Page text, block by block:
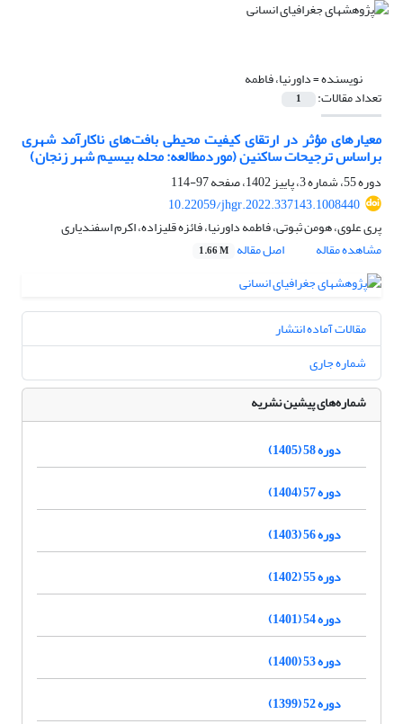
نویسنده =داورنیا، فاطمه
تعداد مقالات: 1
معیارهای مؤثر در ارتقای کیفیت محیطی بافت‌های ناکارآمد شهری
براساس ترجیحات ساکنین (موردمطالعه: محله بیسیم شهر زنجان)
دوره 55، شماره 3، پاییز 1402، صفحه
97-114
10.22059/jhgr.2022.337143.1008440
پری علوی، هومن ثبوتی، فاطمه داورنیا، فائزه قلیزاده، اکرم اسفندیاری
مشاهده مقاله
اصل مقاله 1.66 M
مقالات آماده انتشار
شماره جاری
شماره‌های پیشین نشریه
دوره 58 (1405)
دوره 57 (1404)
دوره 56 (1403)
دوره 55 (1402)
دوره 54 (1401)
دوره 53 (1400)
دوره 52 (1399)